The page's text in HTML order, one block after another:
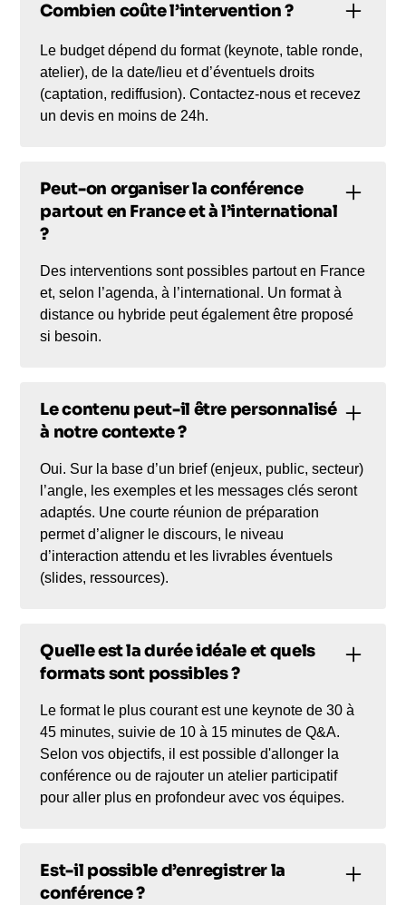
Combien coûte l’intervention ?
Le budget dépend du format (keynote, table ronde,
atelier), de la date/lieu et d’éventuels droits
(captation, rediffusion). Contactez-nous et recevez
un devis en moins de 24h.
Peut-on organiser la conférence
partout en France et à l’international
?
Des interventions sont possibles partout en France
et, selon l’agenda, à l’international. Un format à
distance ou hybride peut également être proposé
si besoin.
Le contenu peut-il être personnalisé
à notre contexte ?
Oui. Sur la base d’un brief (enjeux, public, secteur)
l’angle, les exemples et les messages clés seront
adaptés. Une courte réunion de préparation
permet d’aligner le discours, le niveau
d’interaction attendu et les livrables éventuels
(slides, ressources).
Quelle est la durée idéale et quels
formats sont possibles ?
Le format le plus courant est une keynote de 30 à
45 minutes, suivie de 10 à 15 minutes de Q&A.
Selon vos objectifs, il est possible d'allonger la
conférence ou de rajouter un atelier participatif
pour aller plus en profondeur avec vos équipes.
Est-il possible d’enregistrer la
conférence ?